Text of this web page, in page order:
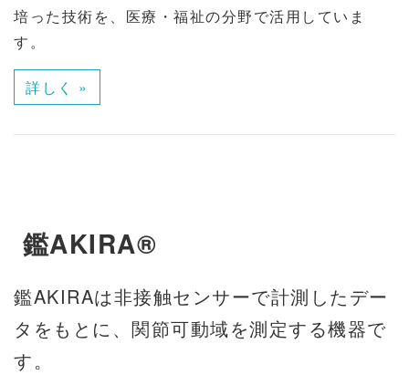
培った技術を、医療・福祉の分野で活用していま
す。
詳しく »
鑑AKIRA®
鑑AKIRAは非接触センサーで計測したデー
タをもとに、関節可動域を測定する機器で
す。